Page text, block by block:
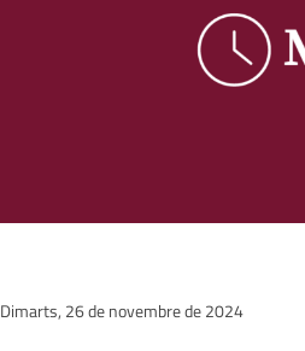
Dimarts, 26 de novembre de 2024